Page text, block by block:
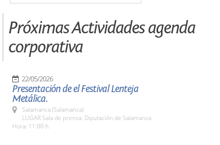
Próximas Actividades agenda
corporativa
22/05/2026
Presentación de el Festival Lenteja
Metálica.
Salamanca (Salamanca)
LUGAR Sala de prensa. Diputación de Salamanca
Hora: 11:00 h.